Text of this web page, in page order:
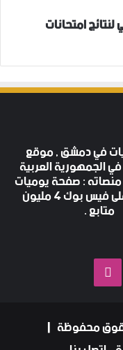
امتحانات
في دمشق , موقع
الجمهورية العربية
: صفحة يوميات
في دمشق على فيس بوك 4 مليون متابع .
‫YouTube